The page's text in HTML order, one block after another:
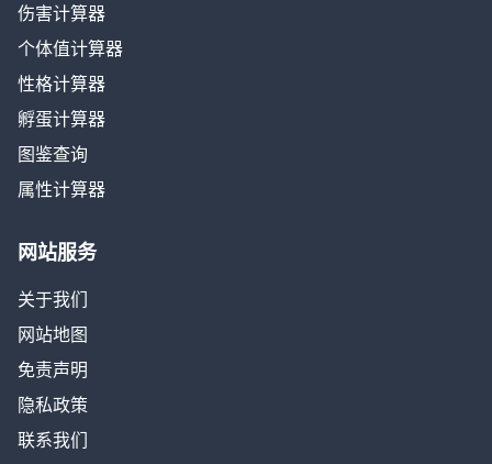
伤害计算器
个体值计算器
性格计算器
孵蛋计算器
图鉴查询
属性计算器
网站服务
关于我们
网站地图
免责声明
隐私政策
联系我们